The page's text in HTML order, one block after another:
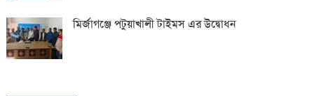
মির্জাগঞ্জে পটুয়াখালী টাইমস এর উদ্বোধন